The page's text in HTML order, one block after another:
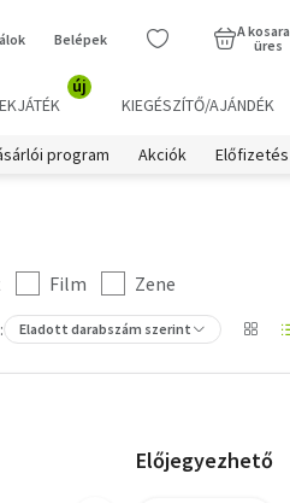
Belépek
A
üres
új
KIEGÉSZÍTŐ/AJÁNDÉK
program Akciók Előfizetés
Film
Zene
Eladott darabszám szerint
Előjegyezhető